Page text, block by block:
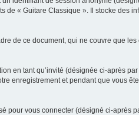
de « Guitare Classique ». Il stocke des
de ce document, qui ne couvre que les
en tant qu’invité (désignée ci-après
enregistrement et pendant que vous
pour vous connecter (désigné ci-après